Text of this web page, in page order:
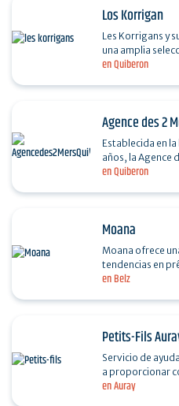
en Quiberon
Los Korrigan
Les Korrigans y
una amplia
Horario de
en Quiberon
Agence des 2
Establecida en
años, la Agence
competencia y
en Belz
Moana
Moana ofrece
tendencias en
accesorios. De la talla 36 a la 54. Novedades cada
en Auray
Petits-Fils
Servicio de
a proporcionar
están perdiendo